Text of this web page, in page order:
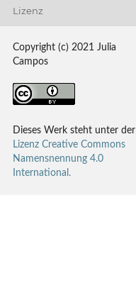
Lizenz
Copyright (c) 2021 Julia
Campos
Dieses Werk steht unter der
Lizenz Creative Commons
Namensnennung 4.0
International.